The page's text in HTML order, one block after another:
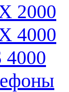
2000
4000
4000